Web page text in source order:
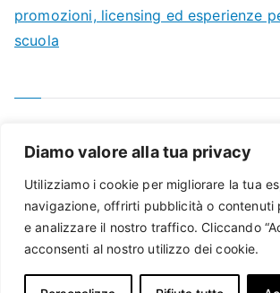
Diamo valore alla tua privacy
Utilizziamo i cookie per migliorare la tua
navigazione, offrirti pubblicità o contenuti
e analizzare il nostro traffico. Cliccando
acconsenti al nostro utilizzo dei cookie.
promozioni, licensing ed esperienze
scuola
Copyright © 2026Nuove Comunicazioni.